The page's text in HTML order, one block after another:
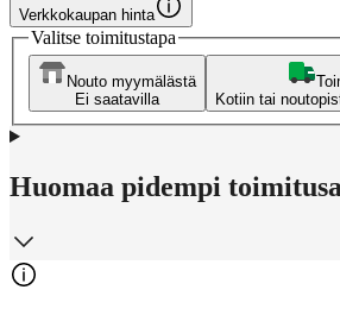
Verkkokaupan hinta
Valitse toimitustapa
Nouto myymälästä
Ei saatavilla
Kotiin tai
Huomaa pidempi